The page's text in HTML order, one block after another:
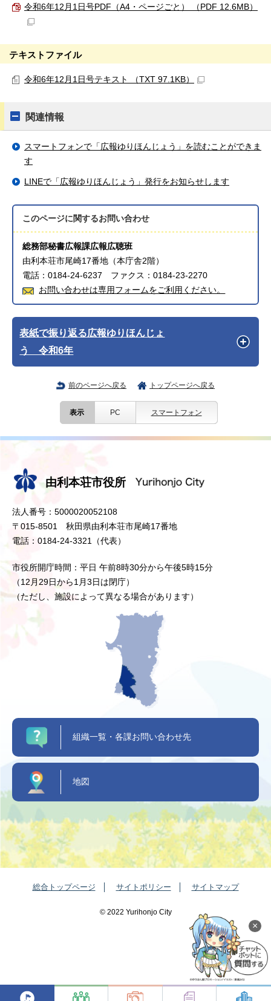
令和6年12月1日号PDF（A4・ページごと） （PDF 12.6MB）
テキストファイル
令和6年12月1日号テキスト （TXT 97.1KB）
関連情報
スマートフォンで「広報ゆりほんじょう」を読むことができま
す
LINEで「広報ゆりほんじょう」発行をお知らせします
このページに関するお問い合わせ
総務部秘書広報課広報広聴班
由利本荘市尾崎17番地（本庁舎2階）
電話：0184-24-6237 ファクス：0184-23-2270
お問い合わせは専用フォームをご利用ください。
表紙で振り返る広報ゆりほんじょ
う 令和6年
前のページへ戻る トップページへ戻る
表示 PC スマートフォン
×
由利本荘市役所
法人番号：5000020052108
〒015-8501 秋田県由利本荘市尾崎17番地
電話：0184-24-3321（代表）
市役所開庁時間：平日 午前8時30分から午後5時15分
（12月29日から1月3日は閉庁）
（ただし、施設によって異なる場合があります）
組織一覧・各課お問い合わせ先
地図
総合トップページ サイトポリシー サイトマップ
©️ 2022 Yurihonjo City